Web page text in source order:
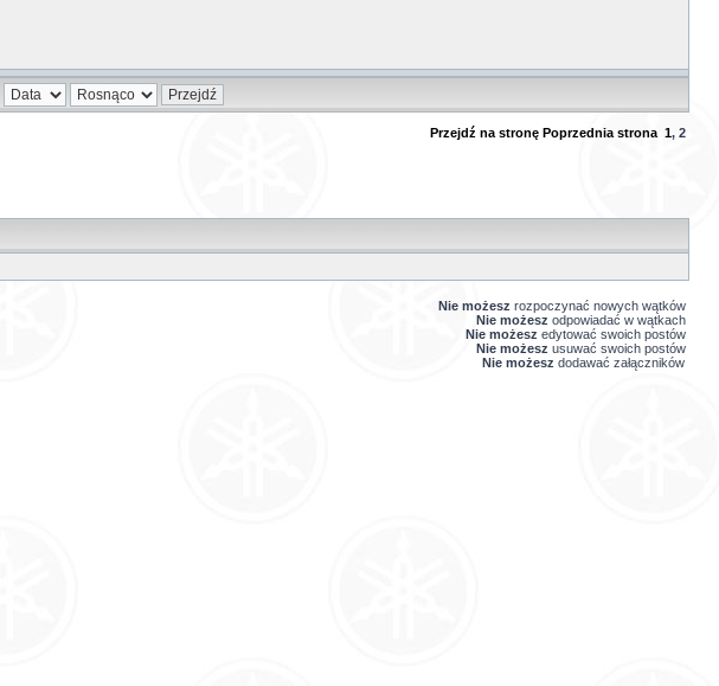
Przejdź na stronę Poprzednia strona 1, 2
Nie możesz rozpoczynać nowych wątków
Nie możesz odpowiadać w wątkach
Nie możesz edytować swoich postów
Nie możesz usuwać swoich postów
Nie możesz dodawać załączników